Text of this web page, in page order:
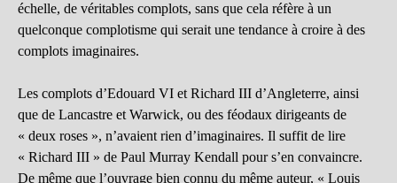
échelle, de véritables complots, sans que cela réfère à un
quelconque complotisme qui serait une tendance à croire à des
complots imaginaires.
Les complots d’Edouard VI et Richard III d’Angleterre, ainsi
que de Lancastre et Warwick, ou des féodaux dirigeants de
« deux roses », n’avaient rien d’imaginaires. Il suffit de lire
« Richard III » de Paul Murray Kendall pour s’en convaincre.
De même que l’ouvrage bien connu du même auteur, « Louis